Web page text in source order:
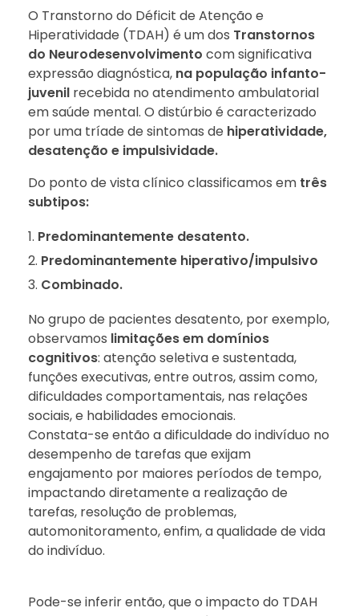
O Transtorno do Déficit de Atenção e
Hiperatividade (TDAH) é um dos Transtornos
do Neurodesenvolvimento com significativa
expressão diagnóstica, na população infanto-
juvenil recebida no atendimento ambulatorial
em saúde mental. O distúrbio é caracterizado
por uma tríade de sintomas de hiperatividade,
desatenção e impulsividade.
Do ponto de vista clínico classificamos em três
subtipos:
Predominantemente desatento.
Predominantemente hiperativo/impulsivo
Combinado.
No grupo de pacientes desatento, por exemplo,
observamos limitações em domínios
cognitivos: atenção seletiva e sustentada,
funções executivas, entre outros, assim como,
dificuldades comportamentais, nas relações
sociais, e habilidades emocionais.
Constata-se então a dificuldade do indivíduo no
desempenho de tarefas que exijam
engajamento por maiores períodos de tempo,
impactando diretamente a realização de
tarefas, resolução de problemas,
automonitoramento, enfim, a qualidade de vida
do indivíduo.
Pode-se inferir então, que o impacto do TDAH